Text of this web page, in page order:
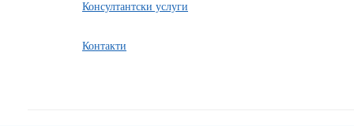
Консултантски услуги
Контакти